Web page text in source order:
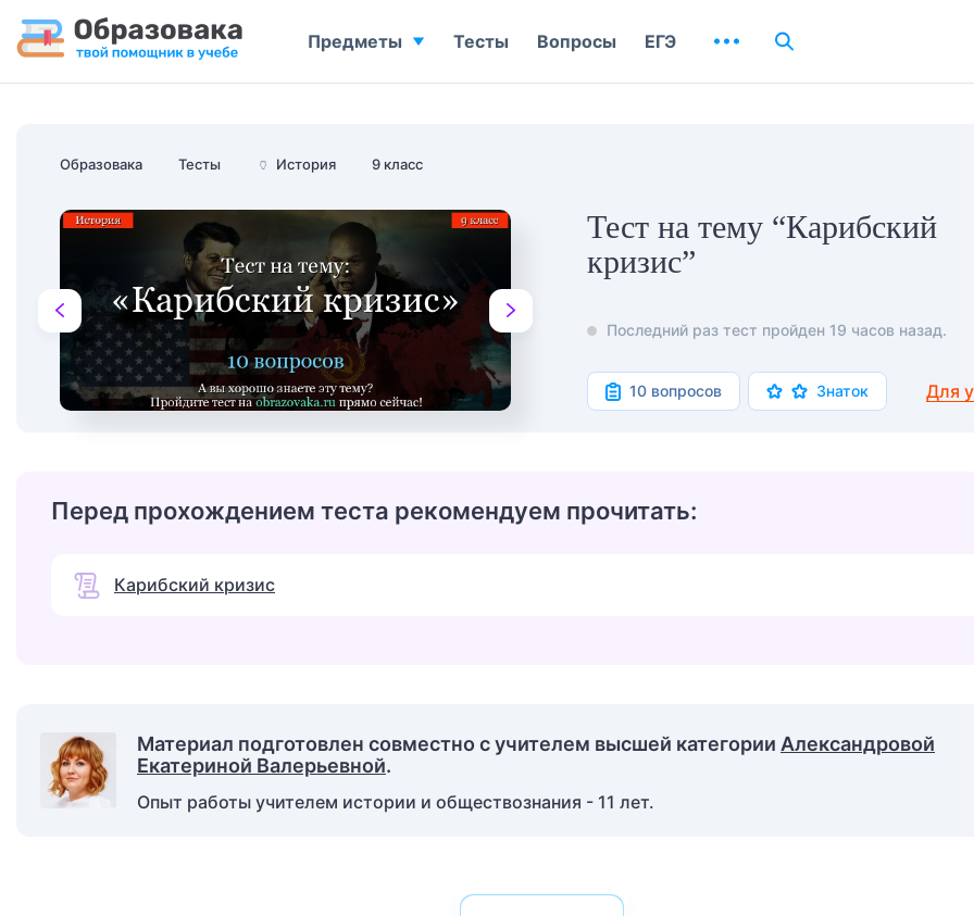
Образовака Тесты 🏺 История 9 класс
Тест на тему “Карибский
кризис”
Последний раз тест пройден 19 часов назад.
10 вопросов Знаток Для
Перед прохождением теста рекомендуем прочитать:
Карибский кризис
Материал подготовлен совместно с учителем высшей категории Александровой
Екатериной Валерьевной.
Опыт работы учителем истории и обществознания - 11 лет.
Предметы Тесты Вопросы ЕГЭ